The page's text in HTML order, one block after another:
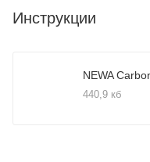
Инструкции
NEWA
440,9 кб